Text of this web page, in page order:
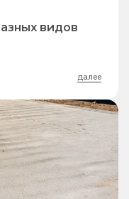
видов
далее